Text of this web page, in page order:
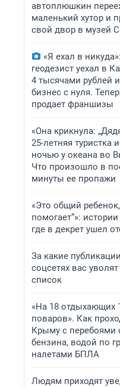
автоплюшкин
маленький хутор и
свой двор в музей
«Я ехал в никуда»:
геодезист уехал в
4 тысячами рублей
бизнес с нуля.
продает франшизы
«Она крикнула:
25-летняя туристка
ночью у океана во
Что произошло в
минуты ее пропажи
«Это общий
помогает“»:
где в декрет ушел
За какие
соцсетях вас
список
«На 18 отдыхающих
поваров». Как
Крыму с перебоями
бензина, водой по
налетами БПЛА
Людям приходят